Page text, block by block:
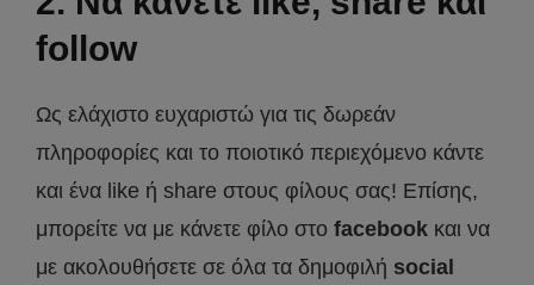
follow
Ως ελάχιστο ευχαριστώ για τις δωρεάν
πληροφορίες και το ποιοτικό περιεχόμενο κάντε
και ένα like ή share στους φίλους σας! Επίσης,
μπορείτε να με κάνετε φίλο στο facebook και να
με ακολουθήσετε σε όλα τα δημοφιλή social